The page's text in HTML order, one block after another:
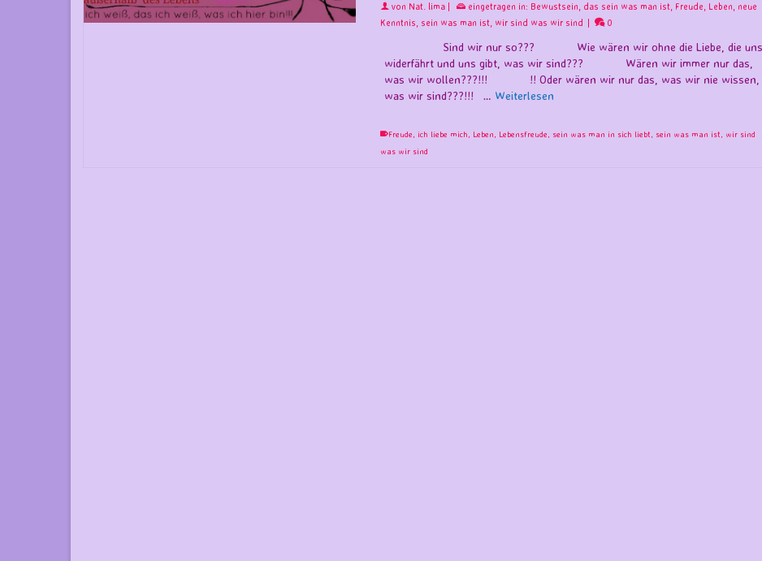
von Nat. lima eingetragen in: Bewustsein, das sein was man ist, Freude, Leben, neue
Kenntnis, sein was man ist, wir sind was wir sind 0
Sind wir nur so??? Wie wären wir ohne die Liebe, die uns
widerfährt und uns gibt, was wir sind??? Wären wir immer nur das,
was wir wollen???!!! !! Oder wären wir nur das, was wir nie wissen,
was wir sind???!!! … Weiterlesen
Freude ich liebe mich Leben Lebensfreude sein was man in sich liebt sein was man ist
wir sind
was wir sind